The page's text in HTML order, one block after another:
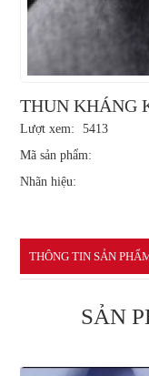
THUN KHÁNG
Lượt xem:
5413
Mã sản phẩm:
Nhãn hiệu:
THÔNG TIN SẢN
SẢN